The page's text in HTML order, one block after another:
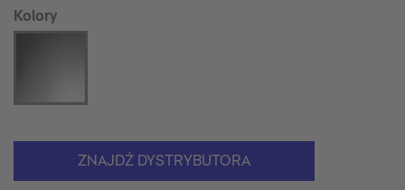
Kolory
ZNAJDŹ DYSTRYBUTORA